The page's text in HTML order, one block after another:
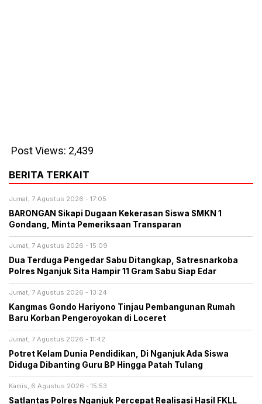
Post Views: 2,439
BERITA TERKAIT
Jumat, 7 Agustus 2026 - 17:05
BARONGAN Sikapi Dugaan Kekerasan Siswa SMKN 1
Gondang, Minta Pemeriksaan Transparan
Jumat, 7 Agustus 2026 - 15:09
Dua Terduga Pengedar Sabu Ditangkap, Satresnarkoba
Polres Nganjuk Sita Hampir 11 Gram Sabu Siap Edar
Jumat, 7 Agustus 2026 - 13:24
Kangmas Gondo Hariyono Tinjau Pembangunan Rumah
Baru Korban Pengeroyokan di Loceret
Jumat, 7 Agustus 2026 - 11:42
Potret Kelam Dunia Pendidikan, Di Nganjuk Ada Siswa
Diduga Dibanting Guru BP Hingga Patah Tulang
Kamis, 6 Agustus 2026 - 15:53
Satlantas Polres Nganjuk Percepat Realisasi Hasil FKLL